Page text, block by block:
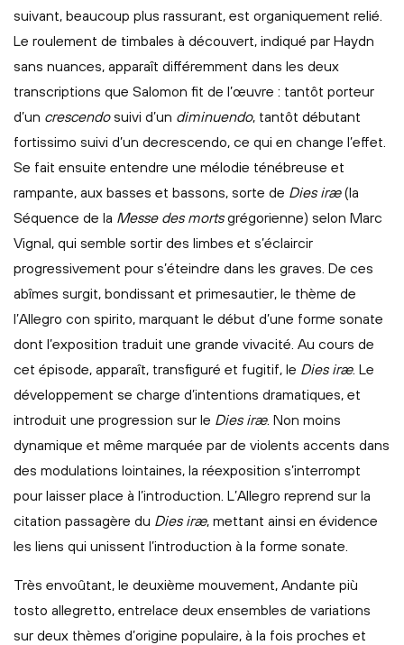
suivant, beaucoup plus rassurant, est organiquement relié.
Le roulement de timbales à découvert, indiqué par Haydn
sans nuances, apparaît différemment dans les deux
transcriptions que Salomon fit de l’œuvre : tantôt porteur
d’un crescendosuivi d’un diminuendo, tantôt débutant
fortissimo suivi d’un decrescendo, ce qui en change l’effet.
Se fait ensuite entendre une mélodie ténébreuse et
rampante, aux basses et bassons, sorte de Dies iræ(la
Séquence de la Messe des mortsgrégorienne) selon Marc
Vignal, qui semble sortir des limbes et s’éclaircir
progressivement pour s’éteindre dans les graves. De ces
abîmes surgit, bondissant et primesautier, le thème de
l’Allegro con spirito, marquant le début d’une forme sonate
dont l’exposition traduit une grande vivacité. Au cours de
cet épisode, apparaît, transfiguré et fugitif, le Dies iræ. Le
développement se charge d’intentions dramatiques, et
introduit une progression sur le Dies iræ. Non moins
dynamique et même marquée par de violents accents dans
des modulations lointaines, la réexposition s’interrompt
pour laisser place à l’introduction. L’Allegro reprend sur la
citation passagère du Dies iræ, mettant ainsi en évidence
les liens qui unissent l’introduction à la forme sonate.
Très envoûtant, le deuxième mouvement, Andante più
tosto allegretto, entrelace deux ensembles de variations
sur deux thèmes d’origine populaire, à la fois proches et